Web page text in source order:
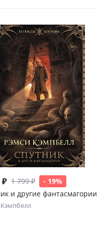
₽ 1 799 ₽
- 19%
и другие фантасмагории